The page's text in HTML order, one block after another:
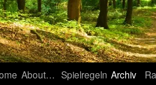
About… Spielregeln Archiv